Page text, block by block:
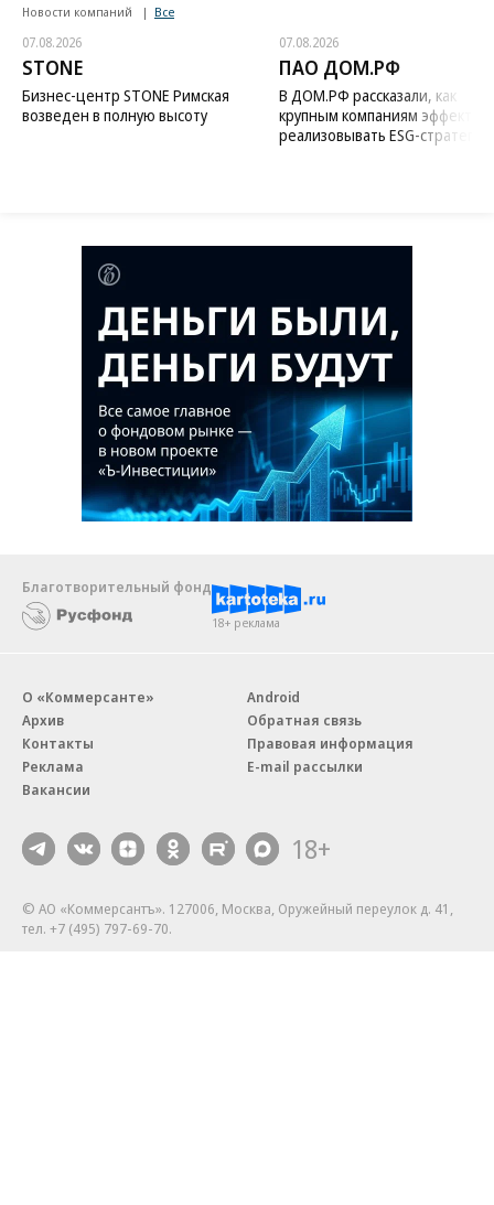
Новости компаний Все
07.08.2026
STONE
Бизнес-центр STONE Римская
возведен в полную высоту
07.08.2026
ПАО ДОМ.РФ
В ДОМ.РФ рассказали, как
крупным компаниям
реализовывать ESG-стратегию
Благотворительный фонд
18+ реклама
О «Коммерсанте»
Архив
Контакты
Реклама
Вакансии
Android
Обратная связь
Правовая информация
E-mail рассылки
18+
© АО «Коммерсантъ». 127006, Москва, Оружейный переулок д. 41,
тел. +7 (495) 797-69-70.